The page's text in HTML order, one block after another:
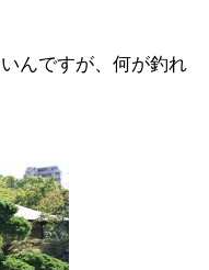
んですが、何が釣れ